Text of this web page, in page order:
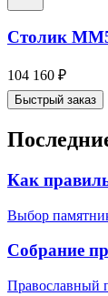
Столик
104 160 ₽
Быстрый заказ
Как
Выбор
Собрание
Православный